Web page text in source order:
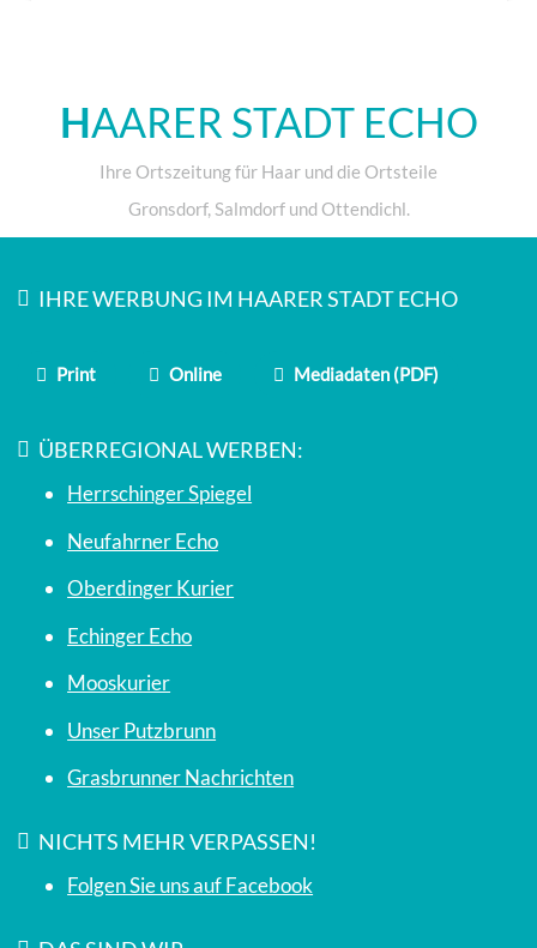
HAARER STADT ECHO
Ihre Ortszeitung für Haar und die Ortsteile
Gronsdorf, Salmdorf und Ottendichl.
IHRE WERBUNG IM HAARER STADT ECHO
Print Online Mediadaten (PDF)
ÜBERREGIONAL WERBEN:
Herrschinger Spiegel
Neufahrner Echo
Oberdinger Kurier
Echinger Echo
Mooskurier
Unser Putzbrunn
Grasbrunner Nachrichten
NICHTS MEHR VERPASSEN!
Folgen Sie uns auf Facebook